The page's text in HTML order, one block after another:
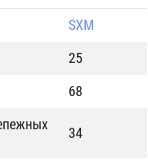
SXM
25
68
34